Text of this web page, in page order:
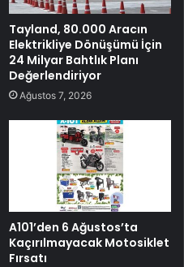
Tayland, 80.000 Aracın
Elektrikliye Dönüşümü İçin
24 Milyar Bahtlık Planı
Değerlendiriyor
Ağustos 7, 2026
A101’den 6 Ağustos’ta
Kaçırılmayacak Motosiklet
Fırsatı